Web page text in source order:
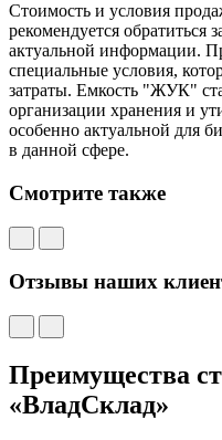
Стоимость и условия
рекомендуется обратиться
актуальной информации.
специальные условия,
затраты. Емкость "ЖУК"
организации хранения и
особенно актуальной для
в данной сфере.
Смотрите также
Отзывы наших
Преимущества
«ВладСклад»